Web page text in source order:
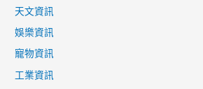
天文資訊
娛樂資訊
寵物資訊
工業資訊